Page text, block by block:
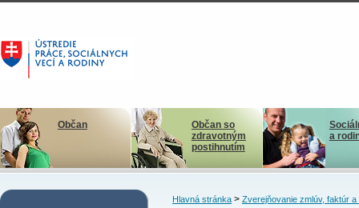
Občan
Občan so
zdravotným
postihnutím
a
Hlavná stránka> Zverejňovanie zmlúv, faktúr a